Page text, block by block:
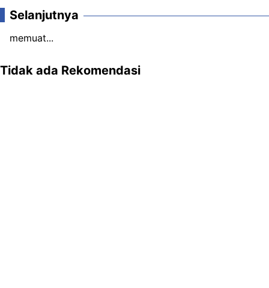
Selanjutnya
memuat...
Tidak ada Rekomendasi